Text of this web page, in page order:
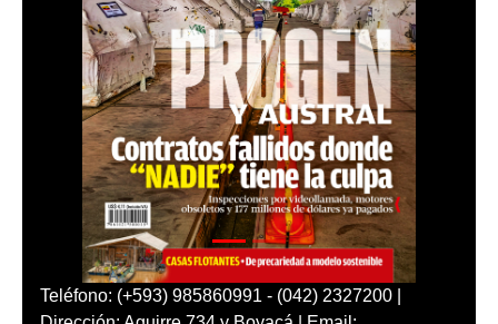
Teléfono: (+593) 985860991 - (042) 2327200 |